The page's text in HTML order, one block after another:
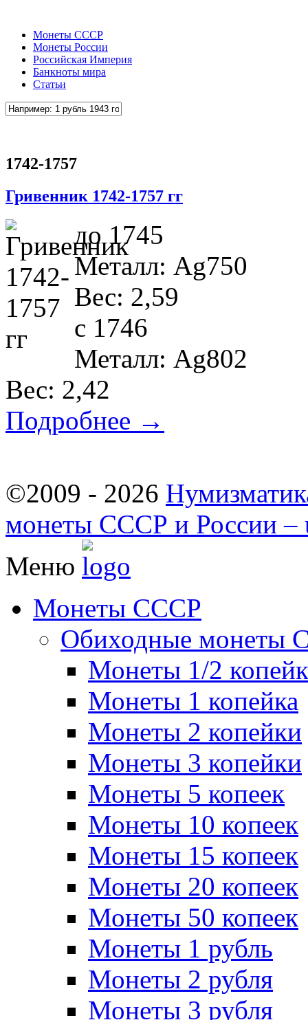
Монеты СССР
Монеты России
Российская Империя
Банкноты мира
Статьи
1742-1757
Гривенник 1742-1757 гг
до 1745
Металл: Ag750
Вес: 2,59
c 1746
Металл: Ag802
Вес: 2,42
Подробнее →
©2009 - 2026
монеты СССР и России –
Меню
Монеты СССР
Обиходные монеты
Монеты 1/2
Монеты 1 копейка
Монеты 2 копейки
Монеты 3 копейки
Монеты 5 копеек
Монеты 10 копеек
Монеты 15 копеек
Монеты 20 копеек
Монеты 50 копеек
Монеты 1 рубль
Монеты 2 рубля
Монеты 3 рубля